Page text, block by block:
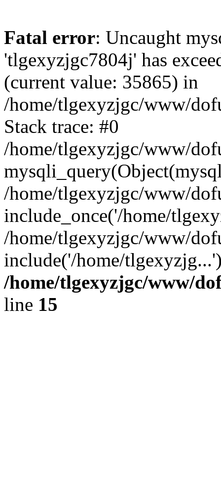
Fatal error: Uncaught
'tlgexyzjgc7804j' has
(current value: 35865) in
/home/tlgexyzjgc/www/
Stack trace: #0
/home/tlgexyzjgc/www/
/home/tlgexyzjgc/www/
include_once('/home/
/home/tlgexyzjgc/www/
include('/home/
/home/tlgexyzjgc/www/
line 15